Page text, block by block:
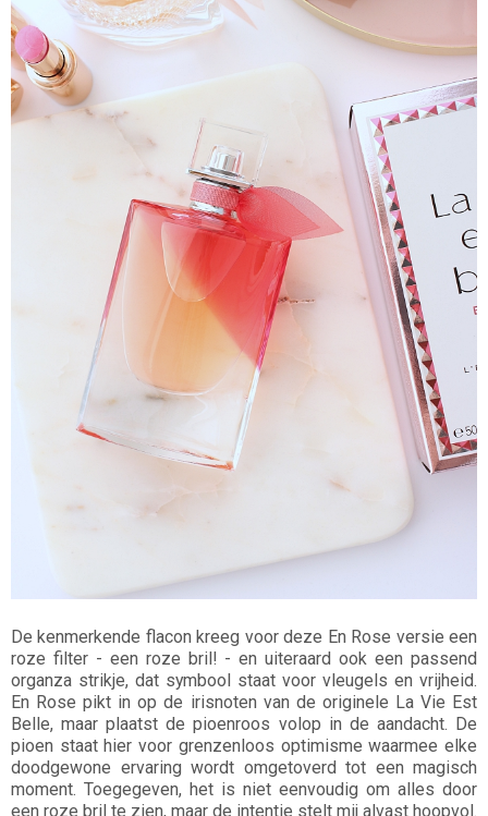
De kenmerkende flacon kreeg voor deze En Rose versie een
roze filter - een roze bril! - en uiteraard ook een passend
organza strikje, dat symbool staat voor vleugels en vrijheid.
En Rose pikt in op de irisnoten van de originele La Vie Est
Belle, maar plaatst de pioenroos volop in de aandacht. De
pioen staat hier voor grenzenloos optimisme waarmee elke
doodgewone ervaring wordt omgetoverd tot een magisch
moment. Toegegeven, het is niet eenvoudig om alles door
een roze bril te zien, maar de intentie stelt mij alvast hoopvol.